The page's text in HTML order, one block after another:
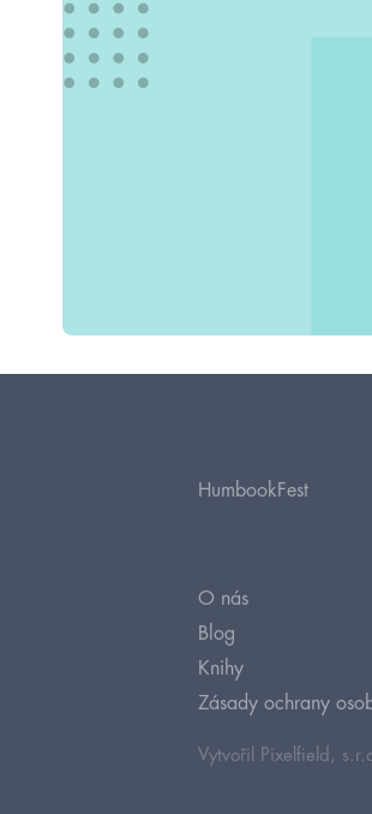
HumbookFest
O nás
Blog
Knihy
Zásady ochrany
Vytvořil Pixelfield,